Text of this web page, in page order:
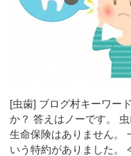
[虫歯] ブログ村キーワー
か？ 答えはノーです。
生命保険はありません。
いう特約がありました。